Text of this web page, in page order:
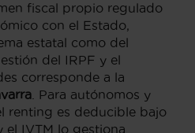
fiscal propio regulado
con el Estado,
estatal como del
del IRPF y el
corresponde a la
. Para autónomos y
renting es deducible bajo
el IVTM lo gestiona